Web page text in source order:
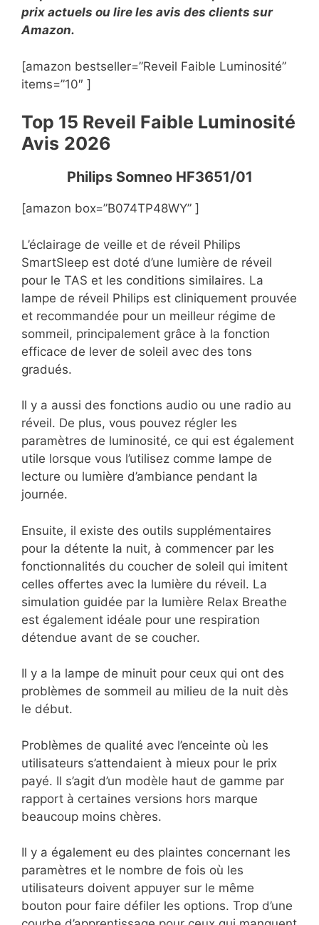
prix actuels ou lire les avis des clients sur
Amazon.
[amazon bestseller=”Reveil Faible Luminosité”
items=”10″ ]
Top 15 Reveil Faible Luminosité
Avis 2026
Philips Somneo HF3651/01
[amazon box=”B074TP48WY” ]
L’éclairage de veille et de réveil Philips
SmartSleep est doté d’une lumière de réveil
pour le TAS et les conditions similaires. La
lampe de réveil Philips est cliniquement prouvée
et recommandée pour un meilleur régime de
sommeil, principalement grâce à la fonction
efficace de lever de soleil avec des tons
gradués.
Il y a aussi des fonctions audio ou une radio au
réveil. De plus, vous pouvez régler les
paramètres de luminosité, ce qui est également
utile lorsque vous l’utilisez comme lampe de
lecture ou lumière d’ambiance pendant la
journée.
Ensuite, il existe des outils supplémentaires
pour la détente la nuit, à commencer par les
fonctionnalités du coucher de soleil qui imitent
celles offertes avec la lumière du réveil. La
simulation guidée par la lumière Relax Breathe
est également idéale pour une respiration
détendue avant de se coucher.
Il y a la lampe de minuit pour ceux qui ont des
problèmes de sommeil au milieu de la nuit dès
le début.
Problèmes de qualité avec l’enceinte où les
utilisateurs s’attendaient à mieux pour le prix
payé. Il s’agit d’un modèle haut de gamme par
rapport à certaines versions hors marque
beaucoup moins chères.
Il y a également eu des plaintes concernant les
paramètres et le nombre de fois où les
utilisateurs doivent appuyer sur le même
bouton pour faire défiler les options. Trop d’une